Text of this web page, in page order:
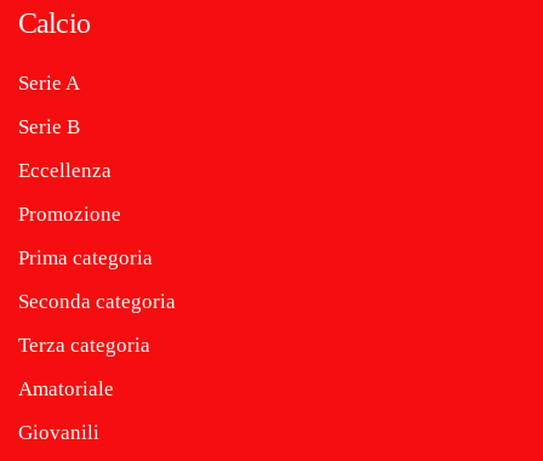
Calcio
Serie A
Serie B
Eccellenza
Promozione
Prima categoria
Seconda categoria
Terza categoria
Amatoriale
Giovanili